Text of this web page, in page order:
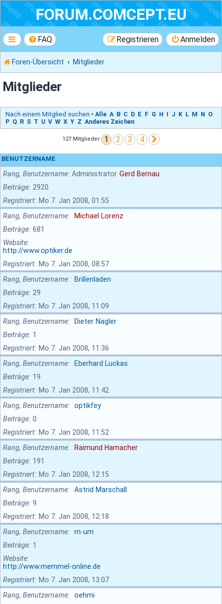
FORUM.COMCEPT.EU
FAQ Anmelden
Registrieren
Foren-Übersicht Mitglieder
Mitglieder
Nach einem Mitglied suchen • Alle A B C D E F G H I J K L M N O
P Q R S T U V W X Y Z Anderes Zeichen
127 Mitglieder 1 2 3 4
BENUTZERNAME
Rang, Benutzername Administrator Gerd Bernau
Beiträge 2920
Registriert
Mo 7. Jan 2008, 01:55
Rang, Benutzername
Michael Lorenz
Beiträge 681
Website
http://www.optiker.de
Registriert
Mo 7. Jan 2008, 08:57
Rang, Benutzername
Brillenladen
Beiträge 29
Registriert
Mo 7. Jan 2008, 11:09
Rang, Benutzername
Dieter Nagler
Beiträge 1
Registriert
Mo 7. Jan 2008, 11:36
Rang, Benutzername
Eberhard Luckas
Beiträge 19
Registriert
Mo 7. Jan 2008, 11:42
Rang, Benutzername
optikfey
Beiträge 0
Registriert
Mo 7. Jan 2008, 11:52
Rang, Benutzername
Raimund Hamacher
Beiträge 191
Registriert
Mo 7. Jan 2008, 12:15
Rang, Benutzername
Astrid Marschall
Beiträge 9
Registriert
Mo 7. Jan 2008, 12:18
Rang, Benutzername
m-um
Beiträge 1
Website
http://www.memmel-online.de
Registriert
Mo 7. Jan 2008, 13:07
Rang, Benutzername
oehmi